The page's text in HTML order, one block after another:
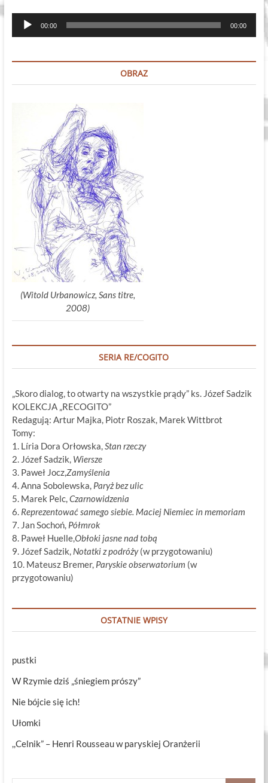
Odtwarzacz
plików
00:00 00:00
OBRAZ
(Witold Urbanowicz, Sans titre,
2008)
SERIA RE/COGITO
„Skoro dialog, to otwarty na wszystkie prądy” ks. Józef Sadzik
KOLEKCJA „RECOGITO”
Redagują: Artur Majka, Piotr Roszak, Marek Wittbrot
Tomy:
1. Líria Dora Orłowska,Stan rzeczy
2. Józef Sadzik, Wiersze
3. Paweł Jocz,Zamyślenia
4. Anna Sobolewska, Paryż bez ulic
5. Marek Pelc,Czarnowidzenia
6. Reprezentować samego siebie. Maciej Niemiec in memoriam
7. Jan Sochoń, Półmrok
8. Paweł Huelle,Obłoki jasne nad tobą
9. Józef Sadzik, Notatki z podróży(w przygotowaniu)
10. Mateusz Bremer, Paryskie obserwatorium (w
przygotowaniu)
OSTATNIE WPISY
pustki
W Rzymie dziś „śniegiem prószy”
Nie bójcie się ich!
Ułomki
,,Celnik” – Henri Rousseau w paryskiej Oranżerii